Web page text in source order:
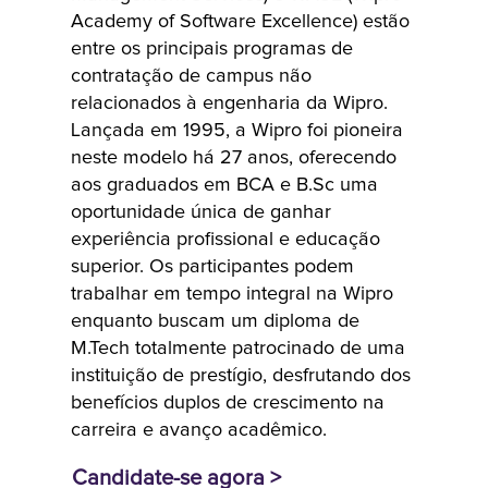
para o
empresarial em
rápida
evolução dos
dias de hoje.
Este programa
imersivo, com a
duração de
quinze meses,
proporciona
aos recém-
licenciados em
principais
negócios
Academy of Software Excellence) estão
entre os principais programas de
contratação de campus não
relacionados à engenharia da Wipro.
Lançada em 1995, a Wipro foi pioneira
neste modelo há 27 anos, oferecendo
aos graduados em BCA e B.Sc uma
oportunidade única de ganhar
experiência profissional e educação
superior. Os participantes podem
trabalhar em tempo integral na Wipro
enquanto buscam um diploma de
M.Tech totalmente patrocinado de uma
instituição de prestígio, desfrutando dos
benefícios duplos de crescimento na
carreira e avanço acadêmico.
Candidate-se agora >